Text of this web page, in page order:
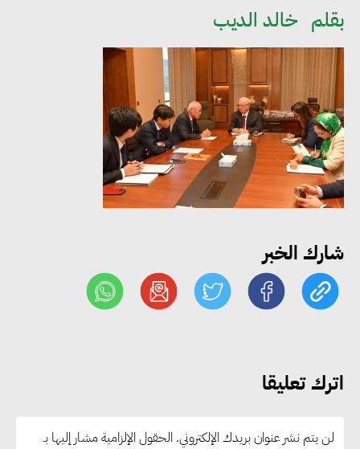
بقلم خالد الديب
شارك الخبر
اترك تعليقا
لن يتم نشر عنوان بريدك الإلكتروني. الحقول الإلزامية مشار إليها بـ
وزيرا التخطيط والبترول يبحثان
والاستثمارات ضمن خطة التنمية
الاقتصادية لعام 2026/2027
خلال يوليو.. إنقاذ كبار بلا مأوى ولم
شمل مواطن بأسرته وحماية سيدة
«التضامن» تطلق مبادرة «بكرة
المدرسة.. الخير في مصر» لتوفير
التجارة والاستثمارات والتعاون في